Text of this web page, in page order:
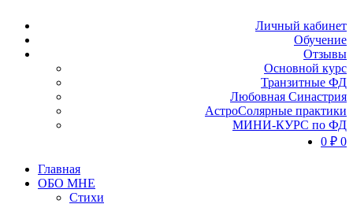
Личный кабинет
Обучение
Отзывы
Основной курс
Транзитные ФД
Любовная Синастрия
АстроСолярные практики
МИНИ-КУРС по ФД
0 ₽ 0
Главная
ОБО МНЕ
Стихи